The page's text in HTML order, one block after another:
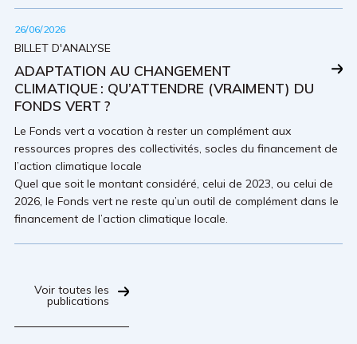
26/06/2026
BILLET D'ANALYSE
ADAPTATION AU CHANGEMENT
CLIMATIQUE : QU’ATTENDRE (VRAIMENT) DU
FONDS VERT ?
Le Fonds vert a vocation à rester un complément aux
ressources propres des collectivités, socles du financement de
l’action climatique locale
Quel que soit le montant considéré, celui de 2023, ou celui de
2026, le Fonds vert ne reste qu’un outil de complément dans le
financement de l’action climatique locale.
Voir toutes les
publications